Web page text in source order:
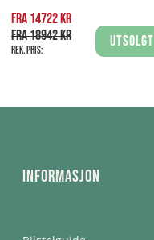
Fra 14722 kr
Fra 18942 kr
Rek. pris:
Utsolgt
Informasjon